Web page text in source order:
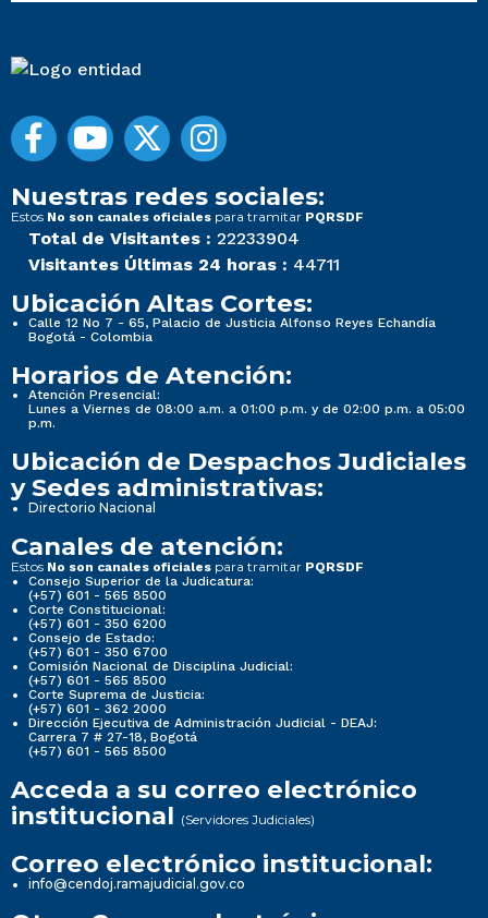
Nuestras redes sociales:
Estos No son canales oficiales para tramitar PQRSDF
Total de Visitantes : 22233904
Visitantes Últimas 24 horas : 44711
Ubicación Altas Cortes:
Calle 12 No 7 - 65, Palacio de Justicia Alfonso Reyes Echandía
Bogotá - Colombia
Horarios de Atención:
Atención Presencial:
Lunes a Viernes de 08:00 a.m. a 01:00 p.m. y de 02:00 p.m. a 05:00
p.m.
Ubicación de Despachos Judiciales
y Sedes administrativas:
Directorio Nacional
Canales de atención:
Estos No son canales oficiales para tramitar PQRSDF
Consejo Superior de la Judicatura:
(+57) 601 - 565 8500
Corte Constitucional:
(+57) 601 - 350 6200
Consejo de Estado:
(+57) 601 - 350 6700
Comisión Nacional de Disciplina Judicial:
(+57) 601 - 565 8500
Corte Suprema de Justicia:
(+57) 601 - 362 2000
Dirección Ejecutiva de Administración Judicial - DEAJ:
Carrera 7 # 27-18, Bogotá
(+57) 601 - 565 8500
Acceda a su correo electrónico
institucional (Servidores Judiciales)
Correo electrónico institucional:
info@cendoj.ramajudicial.gov.co